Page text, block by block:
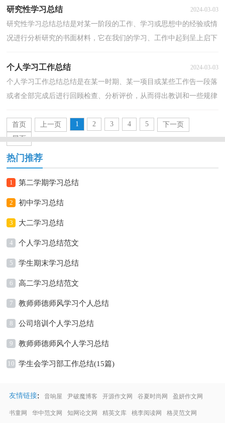
研究性学习总结 2024-03-03
研究性学习总结总结是对某一阶段的工作、学习或思想中的经验或情
况进行分析研究的书面材料，它在我们的学习、工作中起到呈上启下
个人学习工作总结 2024-03-03
个人学习工作总结总结是在某一时期、某一项目或某些工作告一段落
或者全部完成后进行回顾检查、分析评价，从而得出教训和一些规律
首页
上一页 1 2 3 4 5
下一页
尾页
热门推荐
1 第二学期学习总结
2 初中学习总结
3 大二学习总结
4 个人学习总结范文
5 学生期末学习总结
6 高二学习总结范文
7 教师师德师风学习个人总结
8 公司培训个人学习总结
9 教师师德师风个人学习总结
10 学生会学习部工作总结(15篇)
友情链接: 音响屋 尹破魔博客 开源作文网 谷夏时尚网 盈妍作文网
书童网 华中范文网 知网论文网 精英文库 桃李阅读网 格灵范文网